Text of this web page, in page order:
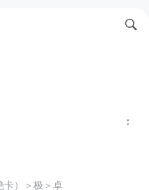
卡）＞极＞卓